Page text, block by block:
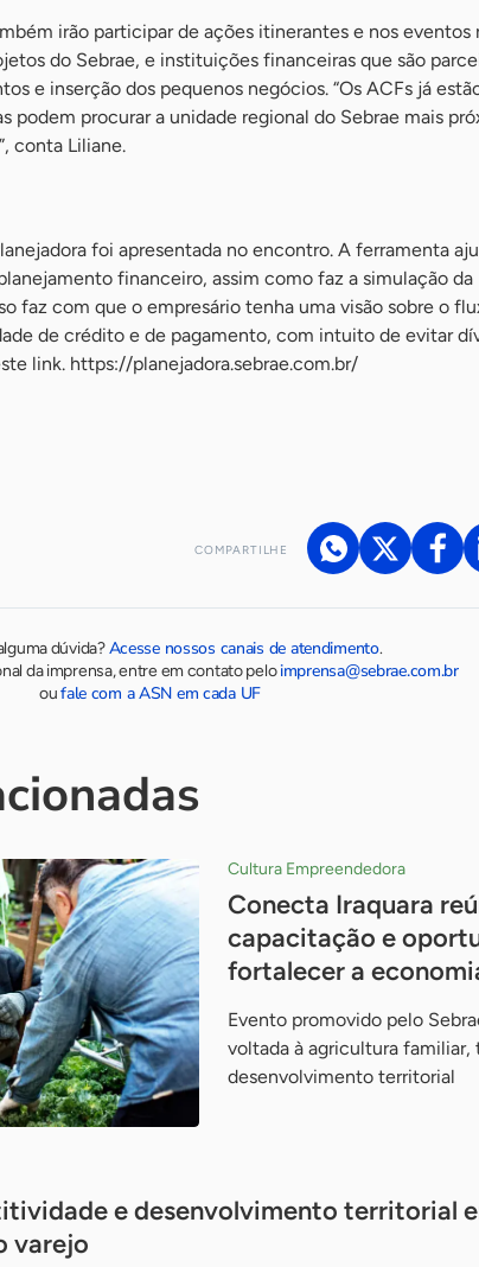
irão participar de ações itinerantes e nos eventos
do Sebrae, e instituições financeiras que são
e inserção dos pequenos negócios. “Os ACFs já
podem procurar a unidade regional do Sebrae mais
conta Liliane.
foi apresentada no encontro. A ferramenta
financeiro, assim como faz a simulação da
faz com que o empresário tenha uma visão sobre o
de crédito e de pagamento, com intuito de evitar
link. https://planejadora.sebrae.com.br/
COMPARTILHE
dúvida?Acesse nossos canais de atendimento.
da imprensa, entre em contato peloimprensa@sebrae.com.br
oufale com a ASN em cada UF
Cultura Empreendedora
Conecta Iraquara
capacitação e
fortalecer a
Evento promovido pelo
voltada à agricultura
desenvolvimento territorial
e desenvolvimento territorial
varejo